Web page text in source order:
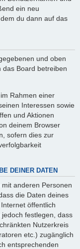
ein neu
du dann auf das
und oben
das Board betreiben
Rahmen einer
Interessen sowie
und Aktionen
deinem Browser
sofern dies zur
DEINER DATEN
anderen Personen
die Daten deines
öffentlich
festlegen, dass
Nutzerkreis
etc.) zugänglich
entsprechenden